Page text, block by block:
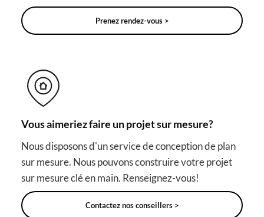
Prenez rendez-vous >
Vous aimeriez faire un projet sur mesure?
Nous disposons d'un service de conception de plan
sur mesure. Nous pouvons construire votre projet
sur mesure clé en main. Renseignez-vous!
Contactez nos conseillers >